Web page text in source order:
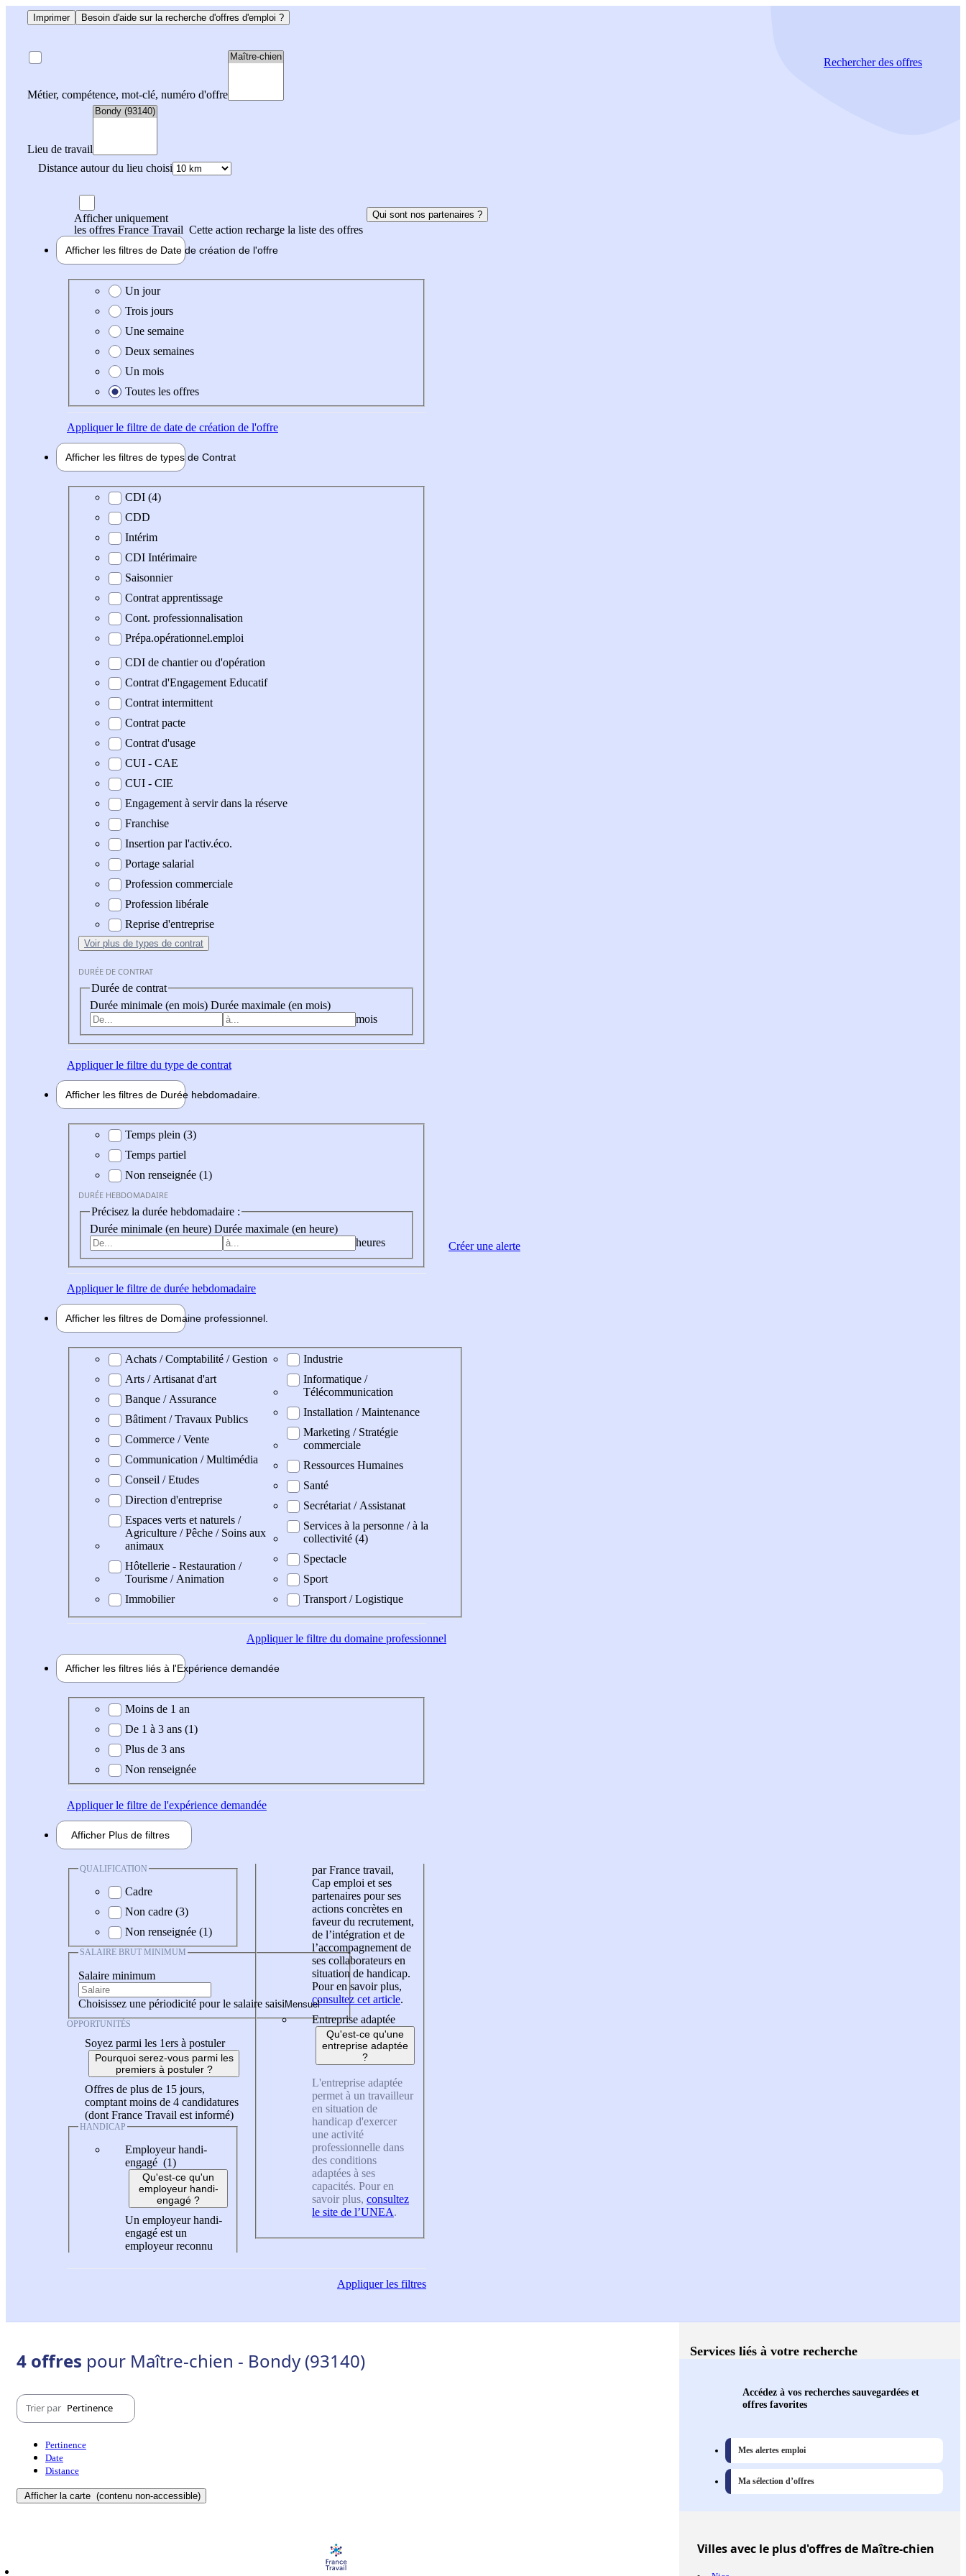
Imprimer Besoin d'aide sur la recherche d'offres d'emploi ?
Métier, compétence, mot-clé, numéro d'offre
Lieu de travail
Distance autour du lieu choisi
Rechercherdes offres
Afficher uniquement
les offres France Travail Cette action recharge la liste des offres
Qui sont nos partenaires ?
Afficher les filtres de Date de création de l'offre
Date de création de l'offre
Un jour
Trois jours
Une semaine
Deux semaines
Un mois
Toutes les offres
Appliquerle filtre de date de création de l'offre
Afficher les filtres de types de Contrat
Type de contrat
CDI (4)
CDD
Intérim
CDI Intérimaire
Saisonnier
Contrat apprentissage
Cont. professionnalisation
Prépa.opérationnel.emploi
CDI de chantier ou d'opération
Contrat d'Engagement Educatif
Contrat intermittent
Contrat pacte
Contrat d'usage
CUI - CAE
CUI - CIE
Engagement à servir dans la réserve
Franchise
Insertion par l'activ.éco.
Portage salarial
Profession commerciale
Profession libérale
Reprise d'entreprise
Voir plus de types de contrat
DURÉE DE CONTRAT
Durée de contrat
Durée minimale (en mois) Durée maximale (en mois)
mois
Appliquerle filtre du type de contrat
Afficher les filtres de Durée hebdomadaire
Durée hebdomadaire
Temps plein (3)
Temps partiel
Non renseignée (1)
DURÉE HEBDOMADAIRE
Précisez la durée hebdomadaire :
Durée minimale (en heure) Durée maximale (en heure)
heures
Appliquerle filtre de durée hebdomadaire
Afficher les filtres de Domaine professionnel
Domaine professionel
Achats / Comptabilité / Gestion
Arts / Artisanat d'art
Banque / Assurance
Bâtiment / Travaux Publics
Commerce / Vente
Communication / Multimédia
Conseil / Etudes
Direction d'entreprise
Espaces verts et naturels /
Agriculture / Pêche / Soins aux
animaux
Hôtellerie - Restauration /
Tourisme / Animation
Immobilier
Industrie
Informatique /
Télécommunication
Installation / Maintenance
Marketing / Stratégie
commerciale
Ressources Humaines
Santé
Secrétariat / Assistanat
Services à la personne / à la
collectivité (4)
Spectacle
Sport
Transport / Logistique
Appliquerle filtre du domaine professionnel
Afficher les filtres liés à l'Expérience demandée
Expérience demandée
Moins de 1 an
De 1 à 3 ans (1)
Plus de 3 ans
Non renseignée
Appliquerle filtre de l'expérience demandée
Afficher Plus de filtres
QUALIFICATION
Cadre
Non cadre (3)
Non renseignée (1)
SALAIRE BRUT MINIMUM
Salaire minimum
Choisissez une périodicité pour le salaire saisi
OPPORTUNITÉS
Soyez parmi les 1ers à postuler
Pourquoi serez-vous parmi les
premiers à postuler ?
Offres de plus de 15 jours,
comptant moins de 4 candidatures
(dont France Travail est informé)
HANDICAP
Employeur handi-
engagé (1)
Qu'est-ce qu'un
employeur handi-
engagé ?
Un employeur handi-
engagé est un
employeur reconnu
par France travail,
Cap emploi et ses
partenaires pour ses
actions concrètes en
faveur du recrutement,
de l’intégration et de
l’accompagnement de
ses collaborateurs en
situation de handicap.
Pour en savoir plus,
consultez cet article.
Entreprise adaptée
Qu'est-ce qu'une
entreprise adaptée
?
L'entreprise adaptée
permet à un travailleur
en situation de
handicap d'exercer
une activité
professionnelle dans
des conditions
adaptées à ses
capacités. Pour en
savoir plus, consultez
le site de l’UNEA.
Appliquerles filtres
Créer une alerte
4 offres pour Maître-chien - Bondy (93140)
Trier par Pertinence
Pertinence
Date
Distance
Afficher la carte (contenu non-accessible)
Services liés à votre recherche
Accédez à vos recherches sauvegardées et
offres favorites
Mes alertes emploi
Ma sélection d’offres
Villesavec le plus d'offres de Maître-chien